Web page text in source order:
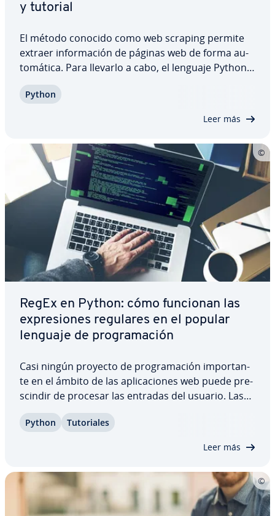
y tutorial
El método conocido como web scraping permite
extraer in­fo­r­ma­ción de páginas web de forma au­
to­má­ti­ca. Para llevarlo a cabo, el lenguaje Python
saber por qué Python es tan buena elección, qué
Python
Leer más
RegEx en Python: cómo funcionan las
ex­pre­sio­nes regulares en el popular
lenguaje de pro­gra­ma­ción
Casi ningún proyecto de pro­gra­ma­ción im­po­r­ta­n­
te en el ámbito de las apli­ca­cio­nes web puede pre­
s­ci­n­dir de procesar las entradas del usuario. Las
da­ción de fo­r­mu­la­rios. En este artículo te
Python Tu­to­ria­les
Leer más